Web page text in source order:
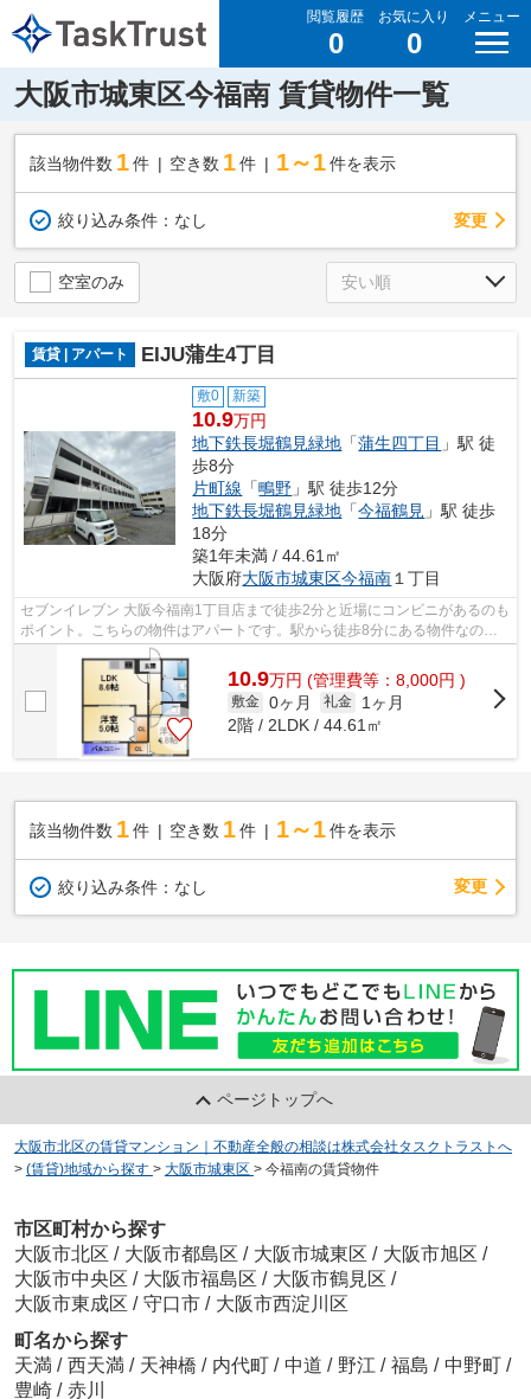
閲覧履歴
0
お気に入り
0
メニュー
大阪市城東区今福南 賃貸物件一覧
該当物件数 1件 空き数 1 件 1～1 件を表示
絞り込み条件： なし 変更
空室のみ
賃貸 | アパート EIJU蒲生4丁目
敷0 新築
10.9万円
地下鉄長堀鶴見緑地 「蒲生四丁目 」駅 徒
歩8分
片町線 「鴫野 」駅 徒歩12分
地下鉄長堀鶴見緑地 「今福鶴見 」駅 徒歩
18分
築1年未満 / 44.61㎡
大阪府大阪市城東区今福南１丁目
セブンイレブン 大阪今福南1丁目店まで徒歩2分と近場にコンビニがあるのも
ポイント。こちらの物件はアパートです。駅から徒歩8分にある物件なの
で、電車利用が多い方にオススメです。2...
10.9万円 (管理費等：8,000円 )
敷金 0ヶ月 礼金
1ヶ月
2階 / 2LDK / 44.61㎡
該当物件数 1件 空き数 1 件 1～1 件を表示
絞り込み条件： なし 変更
ページトップへ
大阪市北区の賃貸マンション｜不動産全般の相談は株式会社タスクトラストへ
> (賃貸)地域から探す > 大阪市城東区 > 今福南の賃貸物件
市区町村から探す
大阪市北区 / 大阪市都島区 / 大阪市城東区 / 大阪市旭区 /
大阪市中央区 / 大阪市福島区 / 大阪市鶴見区 /
大阪市東成区 / 守口市 / 大阪市西淀川区
町名から探す
天満 / 西天満 / 天神橋 / 内代町 / 中道 / 野江 / 福島 / 中野町 /
豊崎 / 赤川